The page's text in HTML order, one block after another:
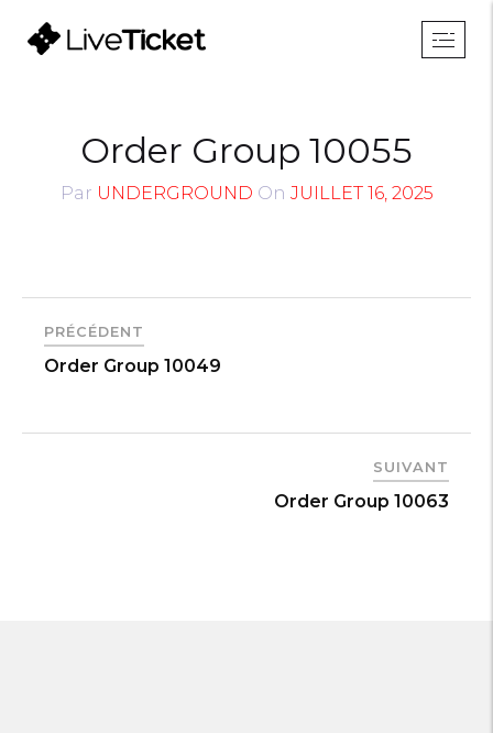
Order Group 10055
Par UNDERGROUND On JUILLET 16, 2025
PRÉCÉDENT
Order Group 10049
SUIVANT
Order Group 10063